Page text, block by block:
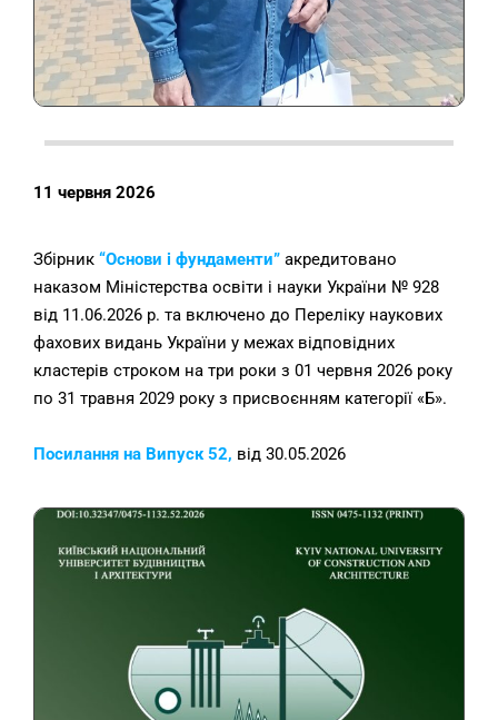
11 червня 2026
Збірник “Основи і фундаменти” акредитовано
наказом Міністерства освіти і науки України № 928
від 11.06.2026 р. та включено до Переліку наукових
фахових видань України у межах відповідних
кластерів строком на три роки з 01 червня 2026 року
по 31 травня 2029 року з присвоєнням категорії «Б».
Посилання на Випуск 52, від 30.05.2026